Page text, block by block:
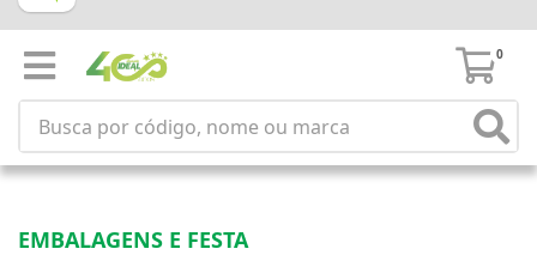
0
EMBALAGENS E FESTA